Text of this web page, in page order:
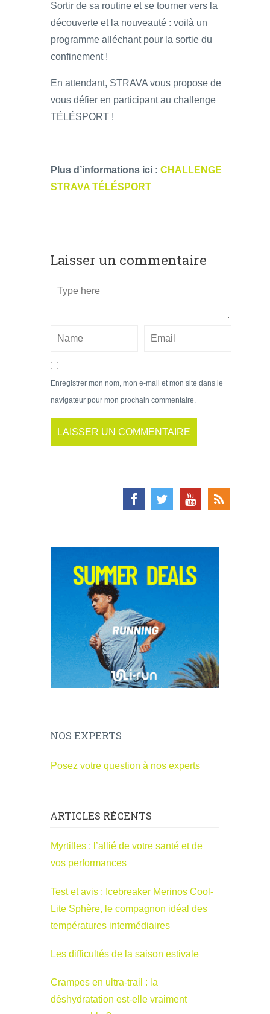
Sortir de sa routine et se tourner vers la
découverte et la nouveauté : voilà un
programme alléchant pour la sortie du
confinement !
En attendant, STRAVA vous propose de
vous défier en participant au challenge
TÉLÉSPORT !
Plus d’informations ici : CHALLENGE
STRAVA TÉLÉSPORT
Laisser un commentaire
Enregistrer mon nom, mon e-mail et mon site dans le
navigateur pour mon prochain commentaire.
NOS EXPERTS
Posez votre question à nos experts
ARTICLES RÉCENTS
Myrtilles : l’allié de votre santé et de
vos performances
Test et avis : Icebreaker Merinos Cool-
Lite Sphère, le compagnon idéal des
températures intermédiaires
Les difficultés de la saison estivale
Crampes en ultra-trail : la
déshydratation est-elle vraiment